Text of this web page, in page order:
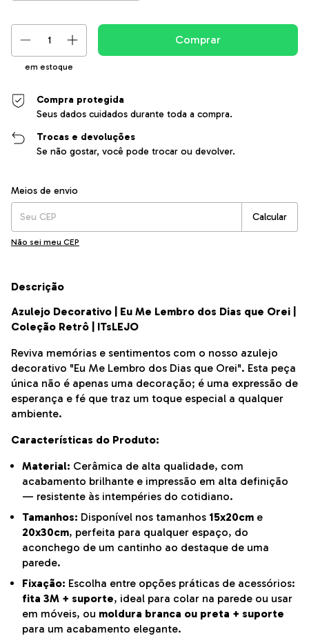
em estoque
Compra protegida
Seus dados cuidados durante toda a compra.
Trocas e devoluções
Se não gostar, você pode trocar ou devolver.
Entregas para o CEP:
Meios de envio
Calcular
Não sei meu CEP
Descrição
Azulejo Decorativo | Eu Me Lembro dos Dias que Orei |
Coleção Retrô | ITsLEJO
Reviva memórias e sentimentos com o nosso azulejo
decorativo "Eu Me Lembro dos Dias que Orei". Esta peça
única não é apenas uma decoração; é uma expressão de
esperança e fé que traz um toque especial a qualquer
ambiente.
Características do Produto:
Material: Cerâmica de alta qualidade, com
acabamento brilhante e impressão em alta definição
— resistente às intempéries do cotidiano.
Tamanhos: Disponível nos tamanhos 15x20cm e
20x30cm, perfeita para qualquer espaço, do
aconchego de um cantinho ao destaque de uma
parede.
Fixação: Escolha entre opções práticas de acessórios:
fita 3M + suporte, ideal para colar na parede ou usar
em móveis, ou moldura branca ou preta + suporte
para um acabamento elegante.